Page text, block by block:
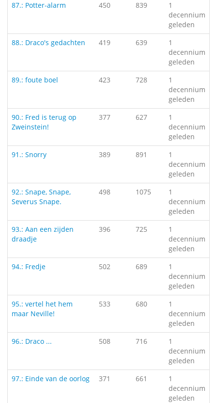
87.: Potter-alarm
450 839
1
decennium
geleden
88.: Draco's gedachten
419 639
1
decennium
geleden
89.: foute boel
423 728
1
decennium
geleden
90.: Fred is terug op
Zweinstein!
377 627
1
decennium
geleden
91.: Snorry
389 891
1
decennium
geleden
92.: Snape, Snape,
Severus Snape.
498 1075
1
decennium
geleden
93.: Aan een zijden
draadje
396 725
1
decennium
geleden
94.: Fredje
502 689
1
decennium
geleden
95.: vertel het hem
maar Neville!
533 680
1
decennium
geleden
96.: Draco ...
508 716
1
decennium
geleden
97.: Einde van de oorlog
371 661
1
decennium
geleden